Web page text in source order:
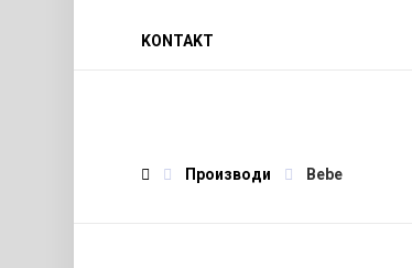
KONTAKT
Производи Bebe